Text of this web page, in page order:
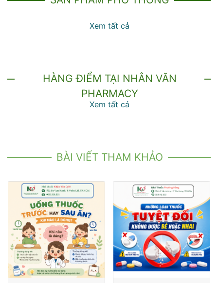
Xem tất cả
HÀNG ĐIỂM TẠI NHÂN VĂN
PHARMACY
Xem tất cả
BÀI VIẾT THAM KHẢO